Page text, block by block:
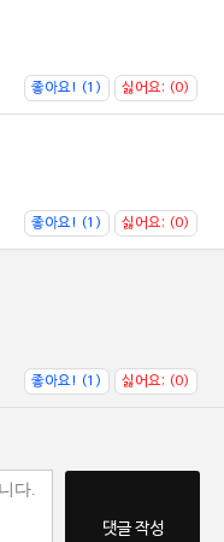
좋아요! (1) 싫어요; (0)
좋아요! (1) 싫어요; (0)
좋아요! (1) 싫어요; (0)
댓글 작성